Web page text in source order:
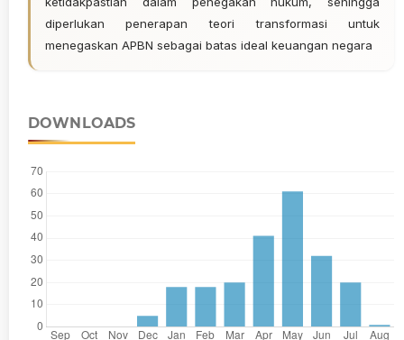
diperlukan penerapan teori transformasi untuk
menegaskan APBN sebagai batas ideal keuangan negara
DOWNLOADS